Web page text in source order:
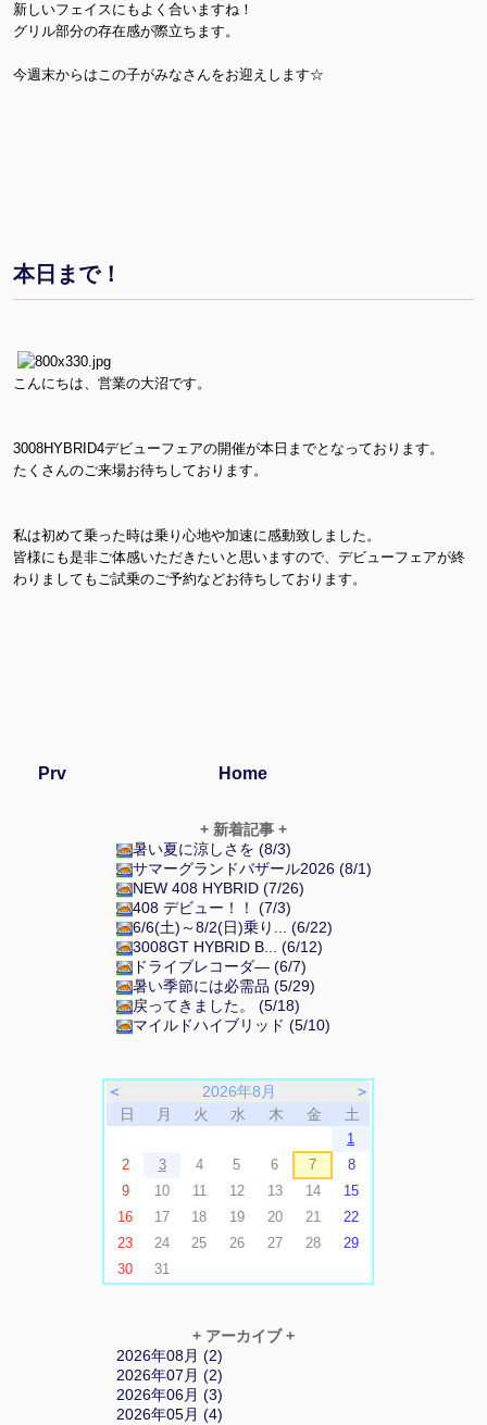
+ 新着記事 +
暑い夏に涼しさを (8/3)
サマーグランドバザール2026 (8/1)
NEW 408 HYBRID (7/26)
408 デビュー！！ (7/3)
6/6(土)～8/2(日)乗り... (6/22)
3008GT HYBRID B... (6/12)
ドライブレコーダ― (6/7)
暑い季節には必需品 (5/29)
戻ってきました。 (5/18)
マイルドハイブリッド (5/10)
＜ 2026年8月
＞
日
月 火 水 木 金 土
1
2
3 4 5 6 7
8
9
10 11 12 13 14
15
16
17 18 19 20 21
22
23
24 25 26 27 28
29
30
31
+ アーカイブ +
2026年08月 (2)
2026年07月 (2)
2026年06月 (3)
2026年05月 (4)
新しいフェイスにもよく合いますね！
グリル部分の存在感が際立ちます。
今週末からはこの子がみなさんをお迎えします☆
本日まで！
こんにちは、営業の大沼です。
3008HYBRID4デビューフェアの開催が本日までとなっております。
たくさんのご来場お待ちしております。
私は初めて乗った時は乗り心地や加速に感動致しました。
皆様にも是非ご体感いただきたいと思いますので、デビューフェアが終
わりましてもご試乗のご予約などお待ちしております。
Prv Home